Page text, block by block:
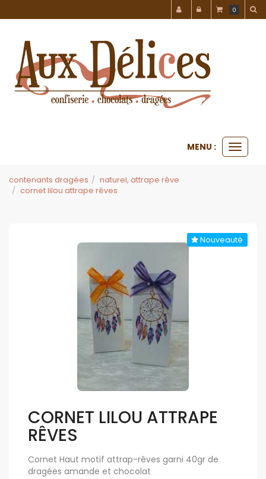
Ouvrir
le
MENU :
contenants dragées
naturel, attrape rêve
cornet lilou attrape rêves
Nouveauté
CORNET LILOU ATTRAPE
RÊVES
Cornet Haut motif attrap-rêves garni 40gr de
dragées amande et chocolat
0